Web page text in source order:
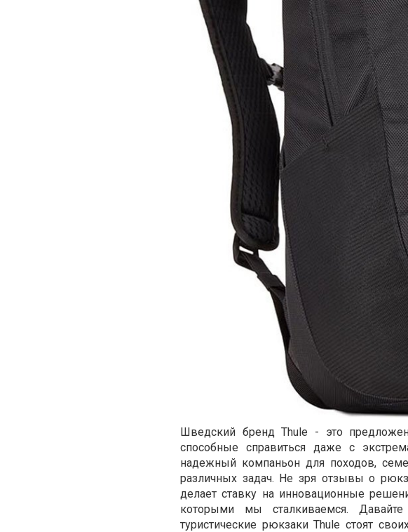
Шведский бренд Thule - это
способные справиться даже с
надежный компаньон для походов,
различных задач. Не зря отзывы о
делает ставку на инновационные
которыми мы сталкиваемся.
туристические рюкзаки Thule стоят